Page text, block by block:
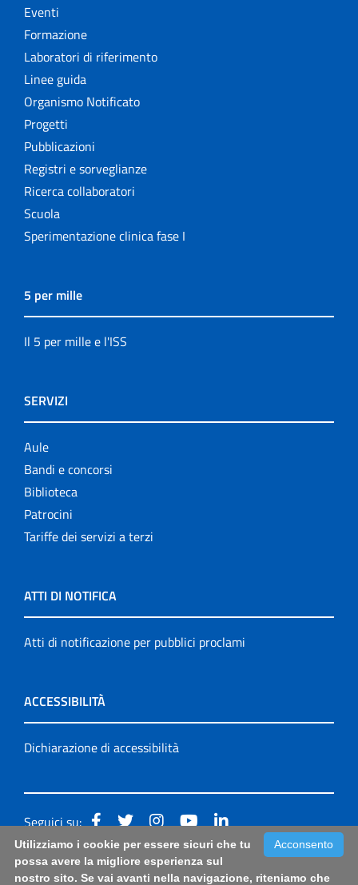
Eventi
Formazione
Laboratori di riferimento
Linee guida
Organismo Notificato
Progetti
Pubblicazioni
Registri e sorveglianze
Ricerca collaboratori
Scuola
Sperimentazione clinica fase I
5 per mille
Il 5 per mille e l'ISS
SERVIZI
Aule
Bandi e concorsi
Biblioteca
Patrocini
Tariffe dei servizi a terzi
ATTI DI NOTIFICA
Atti di notificazione per pubblici proclami
ACCESSIBILITÀ
Dichiarazione di accessibilità
Seguici su:
Accessibilità: form di segnalazione di prima istanza per
Acconsento
Utilizziamo i cookie per essere sicuri che tu
possa avere la migliore esperienza sul
nostro sito. Se vai avanti nella navigazione, riteniamo che